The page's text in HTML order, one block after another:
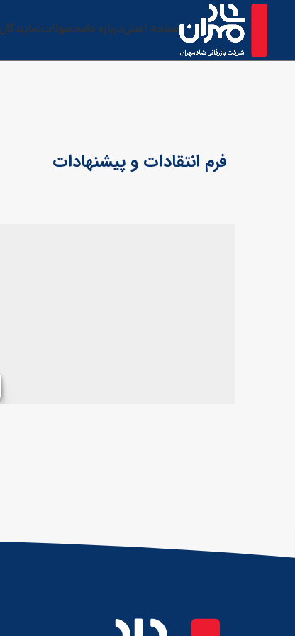
صفحه اصلیدرباره مامحصولاتنمایندگان
فرم انتقادات و پیشنهادات